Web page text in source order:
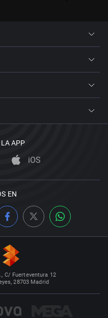
LA APP
iOS
EN
C/ Fuerteventura 12
28703 Madrid